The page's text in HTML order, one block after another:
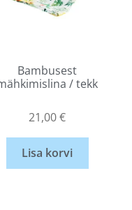
Bambusest
/ tekk
21,00€
Lisa korvi